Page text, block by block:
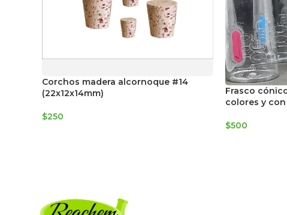
Corchos madera alcornoque #14
(22x12x14mm)
$250
Frasco
colores y
$500